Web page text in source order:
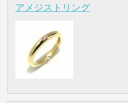
アメジストリング